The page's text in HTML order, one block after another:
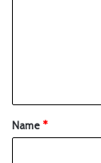
Name*